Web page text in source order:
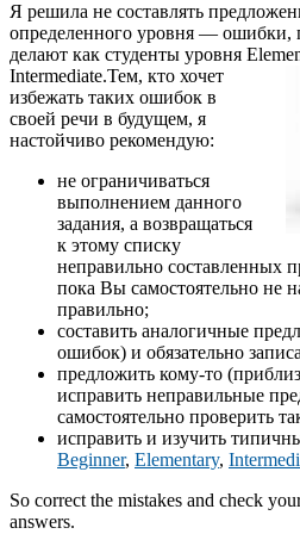
Я решила не составлять
определенного уровня — ошибки,
делают как студенты уровня
Intermediate.Тем, кто хочет
избежать таких ошибок в
своей речи в будущем, я
настойчиво рекомендую:
не ограничиваться
выполнением данного
задания, а возвращаться
к этому списку
неправильно составленных
пока Вы самостоятельно не
правильно;
составить аналогичные
ошибок) и обязательно
предложить кому-то
исправить неправильные
самостоятельно проверить
исправить и изучить
Beginner, Elementary,
So correct the mistakes and check
answers.